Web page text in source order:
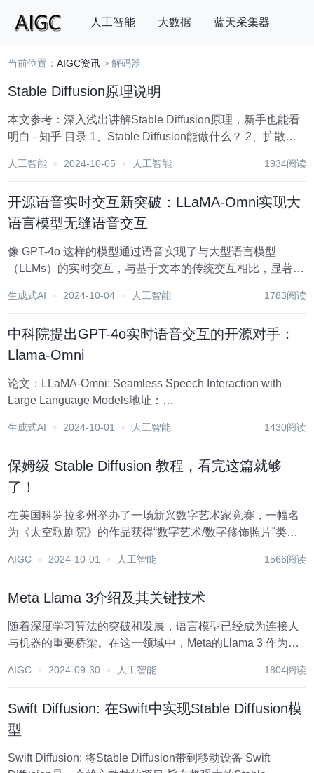
人工智能 大数据 蓝天采集器
搜索
当前位置：AIGC资讯 > 解码器
Stable Diffusion原理说明
本文参考：深入浅出讲解Stable Diffusion原理，新手也能看
明白 - 知乎 目录 1、Stable Diffusion能做什么？ 2、扩散模
Diffusion）...
人工智能 2024-10-05 人工智能 1934阅读
开源语音实时交互新突破：LLaMA-Omni实现大
语言模型无缝语音交互
像 GPT-4o 这样的模型通过语音实现了与大型语言模型
（LLMs）的实时交互，与基于文本的传统交互相比，显著提
音交互模型方面仍缺乏探索。为了解决这个问题，我们提出
生成式AI 2024-10-04 人工智能 1783阅读
中科院提出GPT-4o实时语音交互的开源对手：
Llama-Omni
论文：LLaMA-Omni: Seamless Speech Interaction with
Large Language Models地址：
生成式AI 2024-10-01 人工智能 1430阅读
保姆级 Stable Diffusion 教程，看完这篇就够
了！
在美国科罗拉多州举办了一场新兴数字艺术家竞赛，一幅名
为《太空歌剧院》的作品获得“数字艺术/数字修饰照片”类别
画是他用 AI 生成的。 这让人们充分见识到AI 在绘画领域惊
AIGC 2024-10-01 人工智能 1566阅读
Meta Llama 3介绍及其关键技术
随着深度学习算法的突破和发展，语言模型已经成为连接人
与机器的重要桥梁。在这一领域中，Meta的Llama 3 作为最
用前景，正逐渐成为行业内的佼佼者。 Llama 3 的研发团队
AIGC 2024-09-30 人工智能 1804阅读
Swift Diffusion: 在Swift中实现Stable Diffusion模
型
Swift Diffusion: 将Stable Diffusion带到移动设备 Swift